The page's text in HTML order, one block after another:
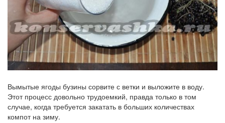
Вымытые ягоды бузины сорвите с ветки и выложите в воду.
Этот процесс довольно трудоемкий, правда только в том
случае, когда требуется закатать в больших количествах
компот на зиму.